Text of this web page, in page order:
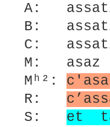
A:
B:
C:
M:
Mʰ²:
R:
S: et